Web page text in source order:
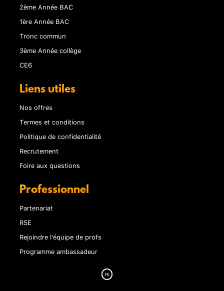
2ème Année BAC
1ère Année BAC
Tronc commun
3ème Année collège
CE6
Liens utiles
Nos offres
Termes et conditions
Politique de confidentialité
Recrutement
Foire aux questions
Professionnel
Partenariat
RSE
Rejoindre l'équipe de profs
Programme ambassadeur